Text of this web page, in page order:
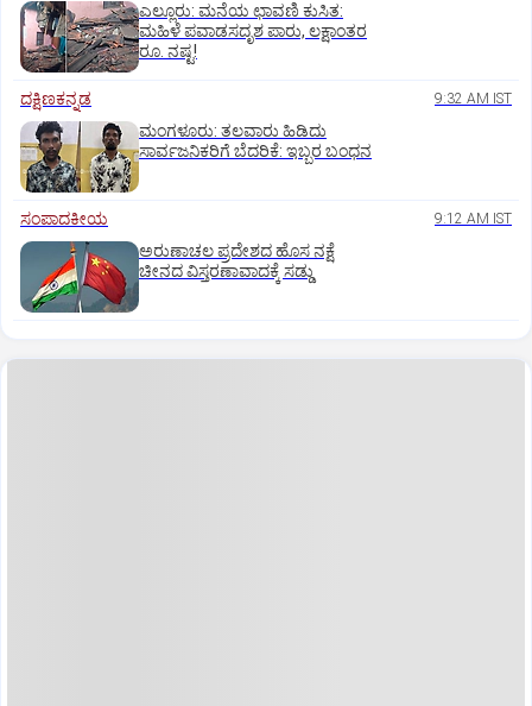
ಎಲ್ಲೂರು: ಮನೆಯ ಛಾವಣಿ ಕುಸಿತ:
ಮಹಿಳೆ ಪವಾಡಸದೃಶ ಪಾರು, ಲಕ್ಷಾಂತರ
ರೂ. ನಷ್ಟ!
ದಕ್ಷಿಣಕನ್ನಡ 9:32 AM IST
ಮಂಗಳೂರು: ತಲವಾರು ಹಿಡಿದು
ಸಾರ್ವಜನಿಕರಿಗೆ ಬೆದರಿಕೆ: ಇಬ್ಬರ ಬಂಧನ
ಸಂಪಾದಕೀಯ 9:12 AM IST
ಅರುಣಾಚಲ ಪ್ರದೇಶದ ಹೊಸ ನಕ್ಷೆ
ಚೀನದ ವಿಸ್ತರಣಾವಾದಕ್ಕೆ ಸಡ್ಡು